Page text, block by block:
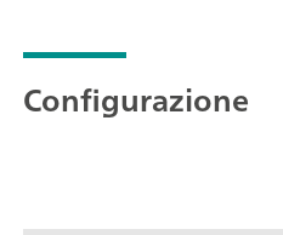
Configurazione